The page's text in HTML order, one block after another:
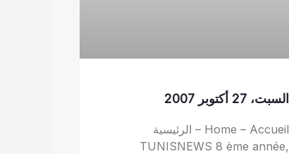
السبت، 27 أكتوبر 2007
Home – Accueil – الرئيسية
TUNISNEWS 8 ème année,